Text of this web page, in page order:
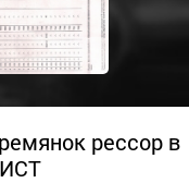
рессор в